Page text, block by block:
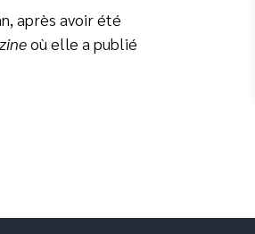
après avoir été
où elle a publié